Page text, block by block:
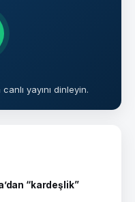
yayını dinleyin.
“kardeşlik”